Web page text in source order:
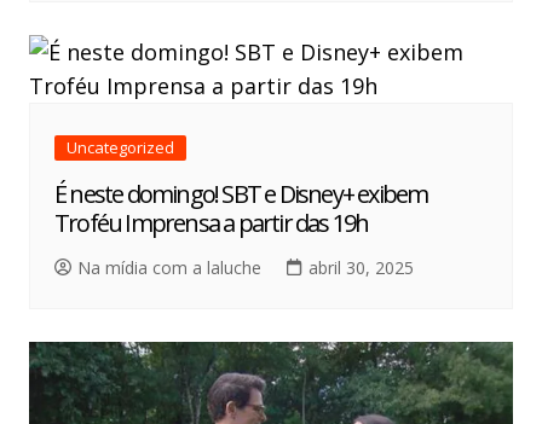
Uncategorized
É neste domingo! SBT e Disney+ exibem
Troféu Imprensa a partir das 19h
Na mídia com a laluche abril 30, 2025